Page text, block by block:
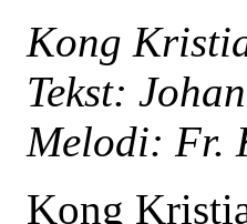
Kong
Tekst:
Melodi: Fr.
Kong